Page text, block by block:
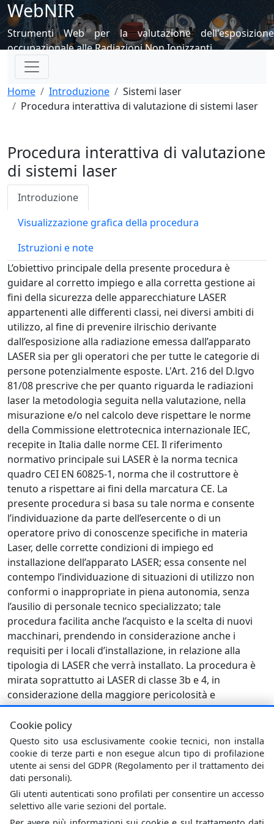
WebNIR
Strumenti Web per la valutazione dell'esposizione
occupazionale alle Radiazioni Non Ionizzanti
Home Introduzione
Sistemi laser
Procedura interattiva di valutazione di sistemi laser
Procedura interattiva di valutazione
di sistemi laser
Introduzione
Visualizzazione grafica della procedura
Istruzioni e note
L’obiettivo principale della presente procedura è
guidare al corretto impiego e alla corretta gestione ai
fini della sicurezza delle apparecchiature LASER
appartenenti alle differenti classi, nei diversi ambiti di
utilizzo, al fine di prevenire ilrischio derivante
dall’esposizione alla radiazione emessa dall’apparato
LASER sia per gli operatori che per tutte le categorie di
persone potenzialmente esposte. L'Art. 216 del D.lgvo
81/08 prescrive che per quanto riguarda le radiazioni
laser la metodologia seguita nella valutazione, nella
misurazione e/o nel calcolo deve rispettare le norme
della Commissione elettrotecnica internazionale IEC,
recepite in Italia dalle norme CEI. Il riferimento
normativo principale sui LASER è la norma tecnica
quadro CEI EN 60825-1, norma che il costruttore è
tenuto a rispettare ai fini della marcatura CE. La
presente procedura si basa su tale norma e consente
l’individuazione da parte dell’esercente o di un
operatore privo di conoscenze specifiche in materia
Laser, delle corrette condizioni di impiego ed
installazione dell’apparato LASER; essa consente nel
contempo l’individuazione di situazioni di utilizzo non
conformi o inappropriate in piena autonomia, senza
l’ausilio di personale tecnico specializzato; tale
procedura facilita anche l’acquisto e la scelta di nuovi
macchinari, prendendo in considerazione anche i
requisiti per i locali d’installazione, in relazione alla
tipologia di LASER che verrà installato. La procedura è
mirata soprattutto ai LASER di classe 3b e 4, in
considerazione della maggiore pericolosità e
complessità di gestione del rischio associato a tali
apparati.
Keywords: Valutazione di sistemi laser, Laser
Cookie policy
Questo sito usa esclusivamente cookie tecnici, non installa
cookie di terze parti e non esegue alcun tipo di profilazione
utente ai sensi del GDPR (Regolamento per il trattamento dei
dati personali).
Gli utenti autenticati sono profilati per consentire un accesso
selettivo alle varie sezioni del portale.